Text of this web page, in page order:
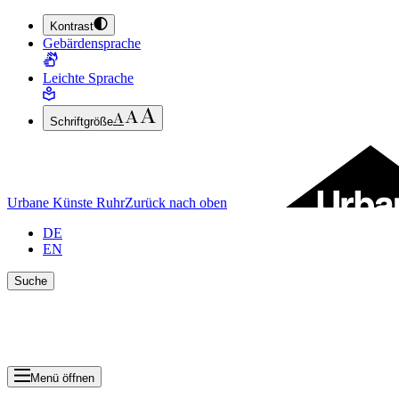
ZUM HAUPTINHALT SPRINGEN (ENTER DRÜCKEN)
ZUM FUSSBEREICH SPRINGEN (ENTER DRÜCKEN)
Kontrast
Gebärdensprache
Leichte Sprache
Schriftgröße
Urbane Künste RuhrZurück nach oben
DE
EN
Suche
Menü öffnen